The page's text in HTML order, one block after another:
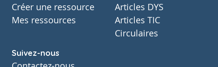
Créer une ressource
Mes ressources
Articles DYS
Articles TIC
Circulaires
Suivez-nous